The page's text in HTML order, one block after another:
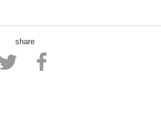
share